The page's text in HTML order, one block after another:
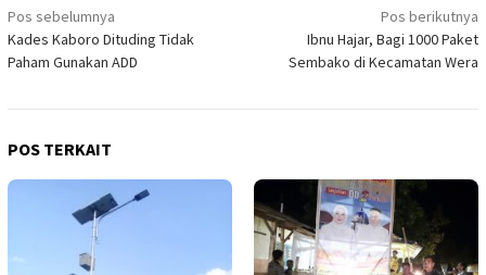
Navigasi
pos
Pos sebelumnya
Kades Kaboro Dituding Tidak
Paham Gunakan ADD
Pos berikutnya
Ibnu Hajar, Bagi 1000 Paket
Sembako di Kecamatan Wera
POS TERKAIT